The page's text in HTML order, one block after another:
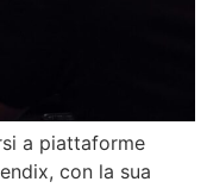
a piattaforme
con la sua